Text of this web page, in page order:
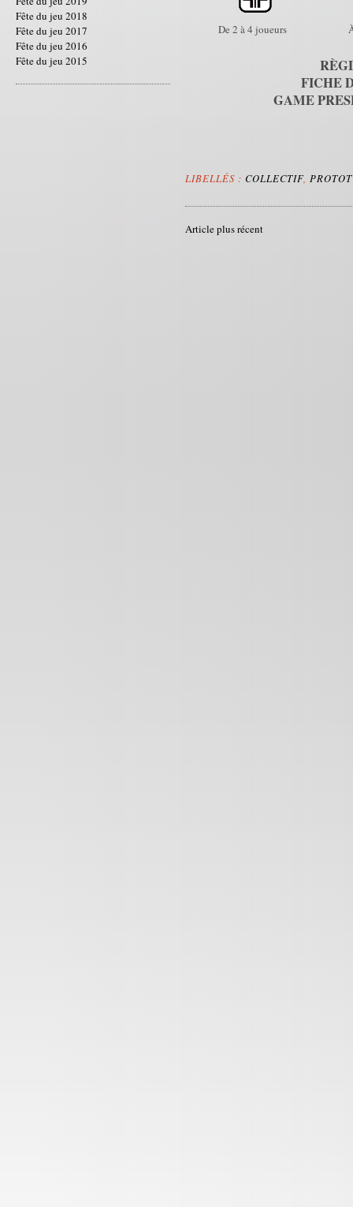
Fête du jeu 2018
Fête du jeu 2017
Fête du jeu 2016
Fête du jeu 2015
De 2 à 4 joueurs
FICHE
GAME
LIBELLÉS :COLLECTIF
Article plus récent